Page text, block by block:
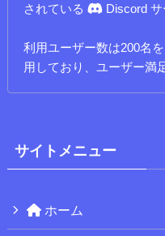
されている
Discord サ
利用ユーザー数は200名
用しており、ユーザー満
サイトメニュー
ホーム